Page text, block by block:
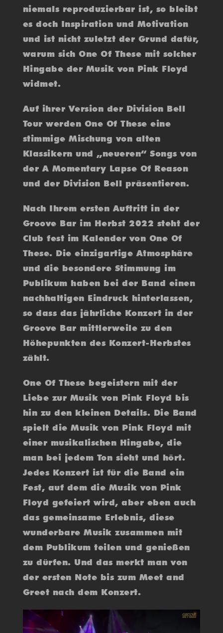
niemals reproduzierbar ist, so bleibt
es doch Inspiration und Motivation
und ist nicht zuletzt der Grund dafür,
warum sich One Of These mit solcher
Hingabe der Musik von Pink Floyd
widmet.
Auf ihrer Version der Division Bell
Tour werden One Of These eine
stimmige Mischung von alten
Klassikern und „neueren“ Songs von
der A Momentary Lapse Of Reason
und der Division Bell präsentieren.
Nach Ihrem ersten Auftritt in der
Groove Bar im Herbst 2022 steht der
Club fest im Kalender von One Of
These. Die einzigartige Atmosphäre
und die besondere Stimmung im
Publikum haben bei der Band einen
nachhaltigen Eindruck hinterlassen,
so dass das jährliche Konzert in der
Groove Bar mittlerweile zu den
Höhepunkten des Konzert-Herbstes
zählt.
One Of These begeistern mit der
Liebe zur Musik von Pink Floyd bis
hin zu den kleinen Details. Die Band
spielt die Musik von Pink Floyd mit
einer musikalischen Hingabe, die
man bei jedem Ton sieht und hört.
Jedes Konzert ist für die Band ein
Fest, auf dem die Musik von Pink
Floyd gefeiert wird, aber eben auch
das gemeinsame Erlebnis, diese
wunderbare Musik zusammen mit
dem Publikum teilen und genießen
zu dürfen. Und das merkt man von
der ersten Note bis zum Meet and
Greet nach dem Konzert.